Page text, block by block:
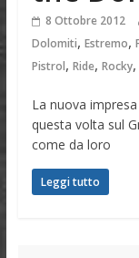
8 Ottobre 2012
Dolomiti, Estremo,
Pistrol, Ride, Rocky,
La nuova
questa volta sul
come da loro
Leggi tutto